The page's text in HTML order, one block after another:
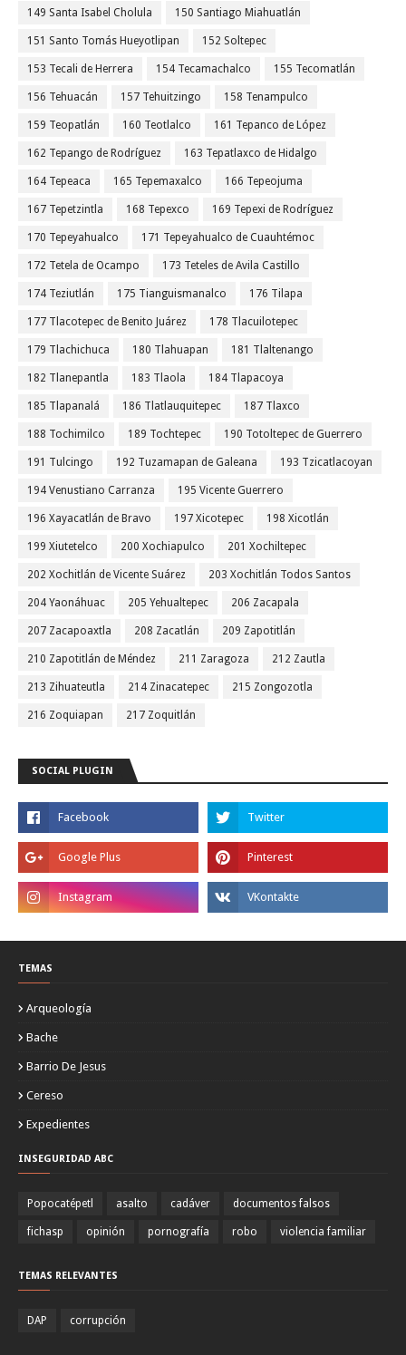
149 Santa Isabel Cholula 150 Santiago Miahuatlán
151 Santo Tomás Hueyotlipan 152 Soltepec
153 Tecali de Herrera 154 Tecamachalco 155 Tecomatlán
156 Tehuacán 157 Tehuitzingo 158 Tenampulco
159 Teopatlán 160 Teotlalco 161 Tepanco de López
162 Tepango de Rodríguez 163 Tepatlaxco de Hidalgo
164 Tepeaca 165 Tepemaxalco 166 Tepeojuma
167 Tepetzintla 168 Tepexco 169 Tepexi de Rodríguez
170 Tepeyahualco 171 Tepeyahualco de Cuauhtémoc
172 Tetela de Ocampo 173 Teteles de Avila Castillo
174 Teziutlán 175 Tianguismanalco 176 Tilapa
177 Tlacotepec de Benito Juárez 178 Tlacuilotepec
179 Tlachichuca 180 Tlahuapan 181 Tlaltenango
182 Tlanepantla 183 Tlaola 184 Tlapacoya
185 Tlapanalá 186 Tlatlauquitepec 187 Tlaxco
188 Tochimilco 189 Tochtepec 190 Totoltepec de Guerrero
191 Tulcingo 192 Tuzamapan de Galeana 193 Tzicatlacoyan
194 Venustiano Carranza 195 Vicente Guerrero
196 Xayacatlán de Bravo 197 Xicotepec 198 Xicotlán
199 Xiutetelco 200 Xochiapulco 201 Xochiltepec
202 Xochitlán de Vicente Suárez 203 Xochitlán Todos Santos
204 Yaonáhuac 205 Yehualtepec 206 Zacapala
207 Zacapoaxtla 208 Zacatlán 209 Zapotitlán
210 Zapotitlán de Méndez 211 Zaragoza 212 Zautla
213 Zihuateutla 214 Zinacatepec 215 Zongozotla
216 Zoquiapan 217 Zoquitlán
SOCIAL PLUGIN
TEMAS
Arqueología
Bache
Barrio De Jesus
Cereso
Expedientes
INSEGURIDAD ABC
Popocatépetl asalto cadáver documentos falsos
fichasp opinión pornografía robo violencia familiar
TEMAS RELEVANTES
DAP corrupción